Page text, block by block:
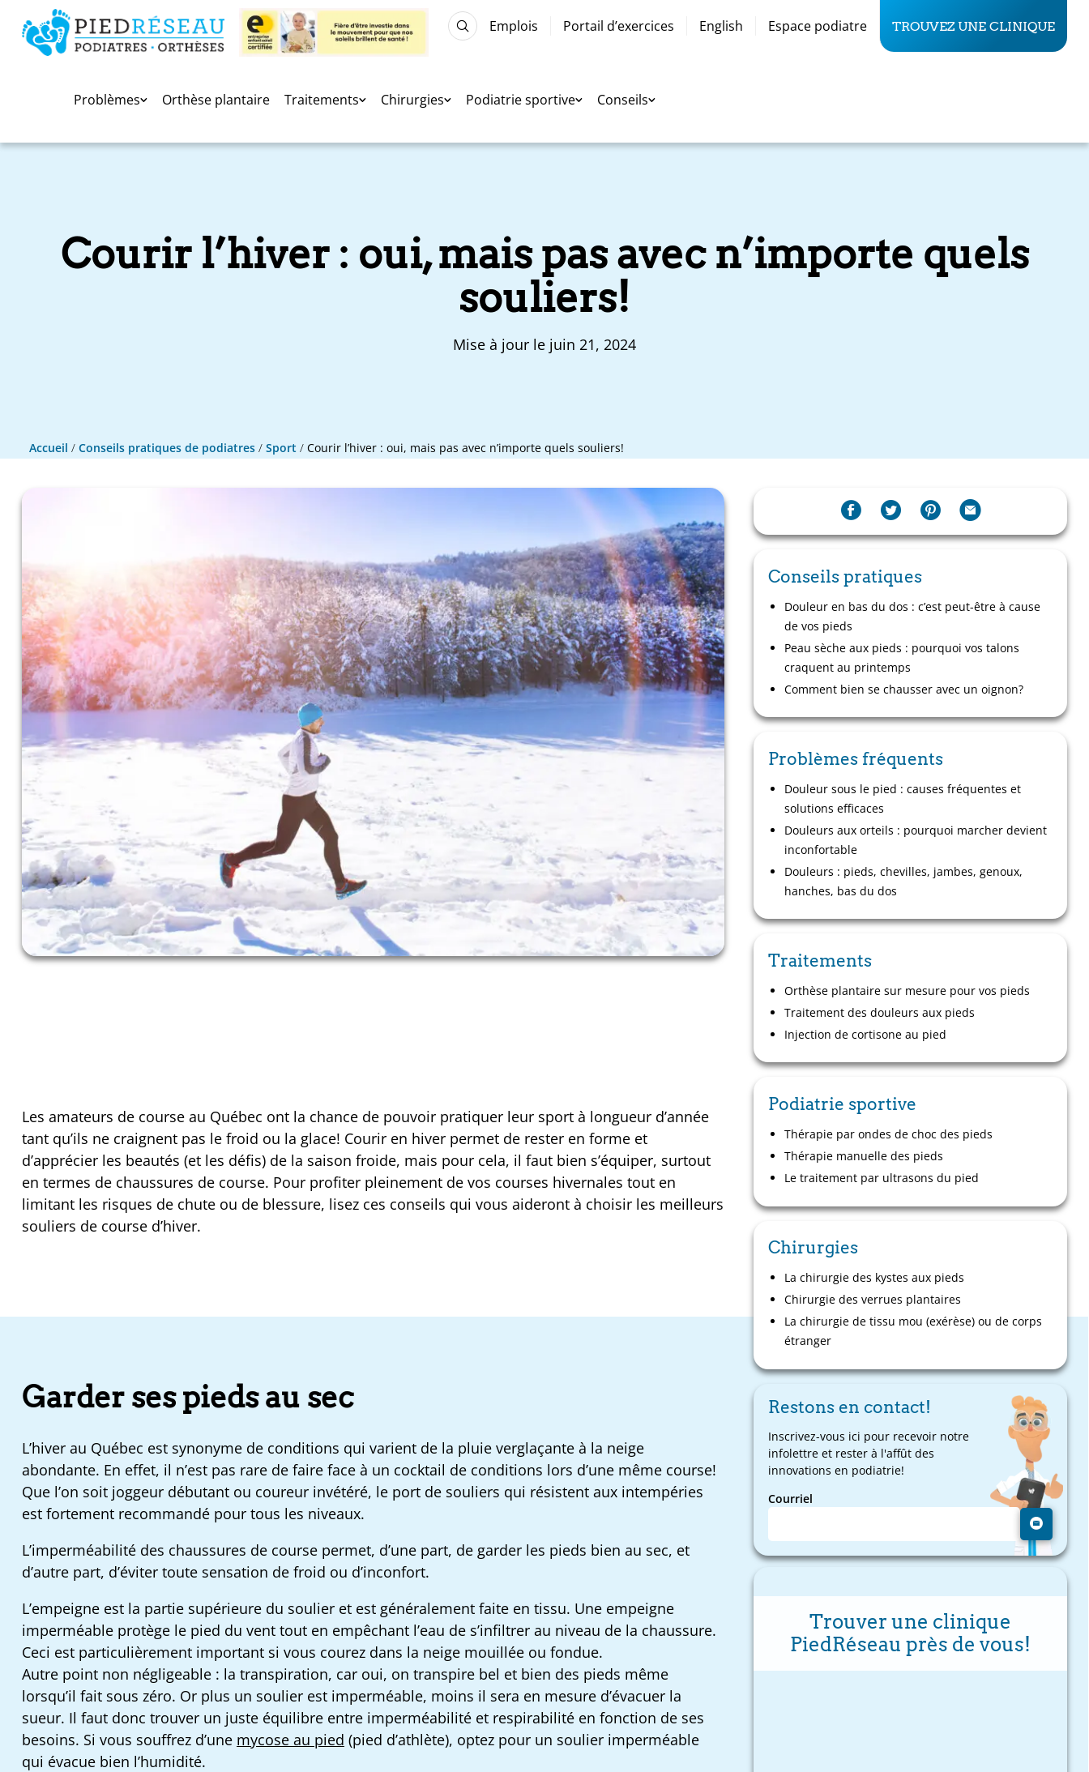
Problèmes Orthèse plantaire Traitements Chirurgies Podiatrie sportive Conseils
Emplois Portail d’exercices English Espace podiatre TROUVEZ UNE CLINIQUE
Courir l’hiver : oui, mais pas avec n’importe quels
souliers!
Mise à jour le juin 21, 2024
Accueil / Conseils pratiques de podiatres / Sport / Courir l’hiver : oui, mais pas avec n’importe quels souliers!
Les amateurs de course au Québec ont la chance de pouvoir pratiquer leur sport à longueur d’année
tant qu’ils ne craignent pas le froid ou la glace! Courir en hiver permet de rester en forme et
d’apprécier les beautés (et les défis) de la saison froide, mais pour cela, il faut bien s’équiper, surtout
en termes de chaussures de course. Pour profiter pleinement de vos courses hivernales tout en
limitant les risques de chute ou de blessure, lisez ces conseils qui vous aideront à choisir les meilleurs
souliers de course d’hiver.
Garder ses pieds au sec
L’hiver au Québec est synonyme de conditions qui varient de la pluie verglaçante à la neige
abondante. En effet, il n’est pas rare de faire face à un cocktail de conditions lors d’une même course!
Que l’on soit joggeur débutant ou coureur invétéré, le port de souliers qui résistent aux intempéries
est fortement recommandé pour tous les niveaux.
L’imperméabilité des chaussures de course permet, d’une part, de garder les pieds bien au sec, et
d’autre part, d’éviter toute sensation de froid ou d’inconfort.
L’empeigne est la partie supérieure du soulier et est généralement faite en tissu. Une empeigne
imperméable protège le pied du vent tout en empêchant l’eau de s’infiltrer au niveau de la chaussure.
Ceci est particulièrement important si vous courez dans la neige mouillée ou fondue.
Autre point non négligeable : la transpiration, car oui, on transpire bel et bien des pieds même
lorsqu’il fait sous zéro. Or plus un soulier est imperméable, moins il sera en mesure d’évacuer la
sueur. Il faut donc trouver un juste équilibre entre imperméabilité et respirabilité en fonction de ses
besoins. Si vous souffrez d’une mycose au pied (pied d’athlète), optez pour un soulier imperméable
qui évacue bien l’humidité.
Conseils pratiques
Douleur en bas du dos : c’est peut-être à cause
de vos pieds
Peau sèche aux pieds : pourquoi vos talons
craquent au printemps
Comment bien se chausser avec un oignon?
Problèmes fréquents
Douleur sous le pied : causes fréquentes et
solutions efficaces
Douleurs aux orteils : pourquoi marcher devient
inconfortable
Douleurs : pieds, chevilles, jambes, genoux,
hanches, bas du dos
Traitements
Orthèse plantaire sur mesure pour vos pieds
Traitement des douleurs aux pieds
Injection de cortisone au pied
Podiatrie sportive
Thérapie par ondes de choc des pieds
Thérapie manuelle des pieds
Le traitement par ultrasons du pied
Chirurgies
La chirurgie des kystes aux pieds
Chirurgie des verrues plantaires
La chirurgie de tissu mou (exérèse) ou de corps
étranger
Restons en contact!
Inscrivez-vous ici pour recevoir notre
infolettre et rester à l'affût des
innovations en podiatrie!
Courriel
Trouver une clinique
PiedRéseau près de vous!